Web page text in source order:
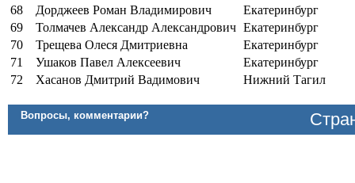
68
Дорджеев Роман Владимирович
Екатеринбург
69
Толмачев Александр Александрович Екатеринбург
70
Трещева Олеся Дмитриевна
Екатеринбург
71
Ушаков Павел Алексеевич
Екатеринбург
72
Хасанов Дмитрий Вадимович Нижний Тагил
Вопросы, комментарии?